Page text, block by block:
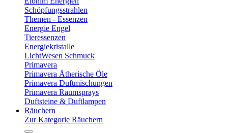
Schöpfungsstrahlen
Themen - Essenzen
Energie Engel
Tieressenzen
Energiekristalle
LichtWesen Schmuck
Primavera
Primavera Ätherische Öle
Primavera Duftmischungen
Primavera Raumsprays
Duftsteine & Duftlampen
Räuchern
Zur Kategorie Räuchern